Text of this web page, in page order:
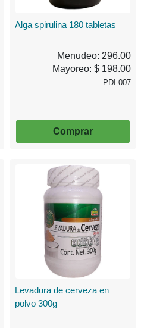
Alga spirulina 180 tabletas
Menudeo: 296.00
Mayoreo: $ 198.00
PDI-007
Comprar
Levadura de cerveza en
polvo 300g